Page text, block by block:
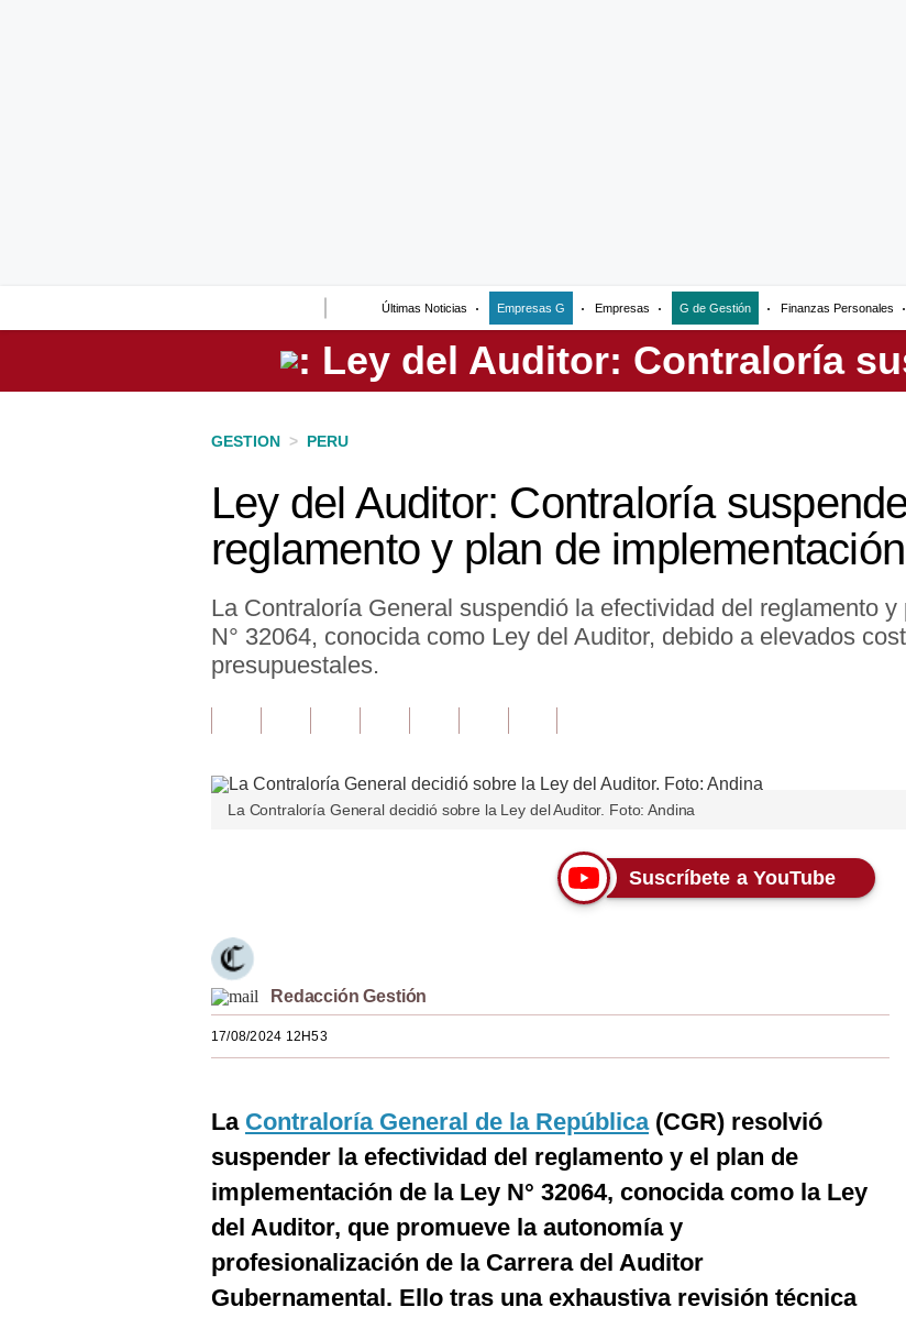
Últimas Noticias Empresas G Empresas G de Gestión Finanzas Personales
Perú
GESTION > PERU
Ley del Auditor: Contraloría
reglamento y plan de implementación
La Contraloría General suspendió la efectividad del reglamento
N° 32064, conocida como Ley del Auditor, debido a elevados
presupuestales.
La Contraloría General decidió sobre la Ley del Auditor. Foto: Andina
Suscríbete a YouTube
Redacción Gestión
17/08/2024 12H53
La Contraloría General de la República(CGR) resolvió
suspender la efectividad del reglamento y el plan de
implementación de la Ley N° 32064, conocida como la Ley
del Auditor, que promueve la autonomía y
profesionalización de la Carrera del Auditor
Gubernamental. Ello tras una exhaustiva revisión técnica